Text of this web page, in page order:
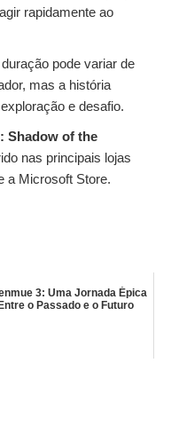
rapidamente ao
pode variar de
mas a história
e desafio.
Shadow of the
nas principais lojas
a Microsoft Store.
3: Uma Jornada Épica
Entre o Passado e o Futuro